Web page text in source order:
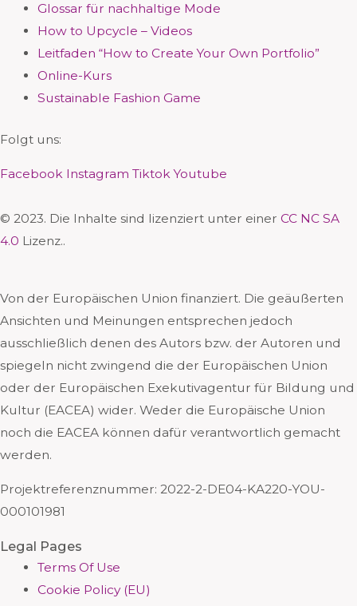
Glossar für nachhaltige Mode
How to Upcycle – Videos
Leitfaden “How to Create Your Own Portfolio”
Online-Kurs
Sustainable Fashion Game
Folgt uns:
Facebook Instagram Tiktok Youtube
© 2023. Die Inhalte sind lizenziert unter einer CC NC SA
4.0 Lizenz..
Von der Europäischen Union finanziert. Die geäußerten
Ansichten und Meinungen entsprechen jedoch
ausschließlich denen des Autors bzw. der Autoren und
spiegeln nicht zwingend die der Europäischen Union
oder der Europäischen Exekutivagentur für Bildung und
Kultur (EACEA) wider. Weder die Europäische Union
noch die EACEA können dafür verantwortlich gemacht
werden.
Projektreferenznummer: 2022-2-DE04-KA220-YOU-
000101981
Legal Pages
Terms Of Use
Cookie Policy (EU)